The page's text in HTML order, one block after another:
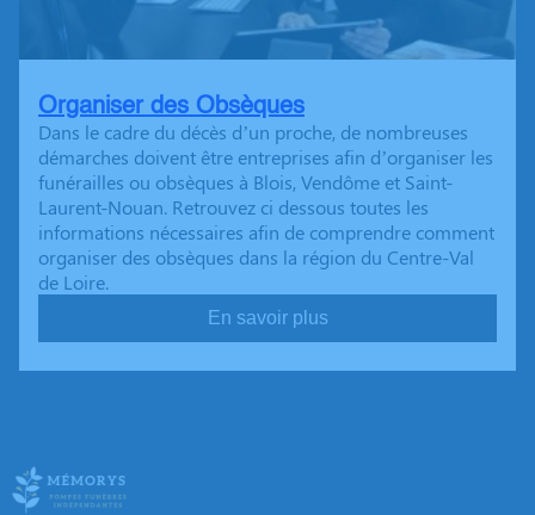
Organiser des Obsèques
Dans le cadre du décès d’un proche, de nombreuses
démarches doivent être entreprises afin d’organiser les
funérailles ou obsèques à Blois, Vendôme et Saint-
Laurent-Nouan. Retrouvez ci dessous toutes les
informations nécessaires afin de comprendre comment
organiser des obsèques dans la région du Centre-Val
de Loire.
En savoir plus